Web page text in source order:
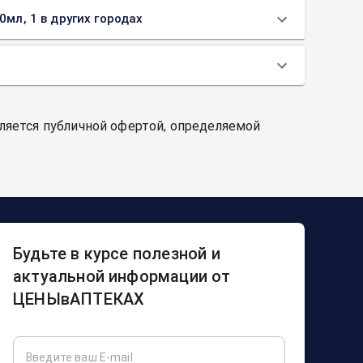
1 в других городах
публичной офертой, определяемой
Будьте в курсе полезной и
актуальной информации от
ЦЕНЫвАПТЕКАХ